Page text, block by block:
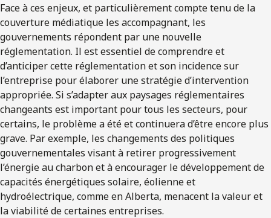
Face à ces enjeux, et particulièrement compte tenu de la
couverture médiatique les accompagnant, les
gouvernements répondent par une nouvelle
réglementation. Il est essentiel de comprendre et
d’anticiper cette réglementation et son incidence sur
l’entreprise pour élaborer une stratégie d’intervention
appropriée. Si s’adapter aux paysages réglementaires
changeants est important pour tous les secteurs, pour
certains, le problème a été et continuera d’être encore plus
grave. Par exemple, les changements des politiques
gouvernementales visant à retirer progressivement
l’énergie au charbon et à encourager le développement de
capacités énergétiques solaire, éolienne et
hydroélectrique, comme en Alberta, menacent la valeur et
la viabilité de certaines entreprises.